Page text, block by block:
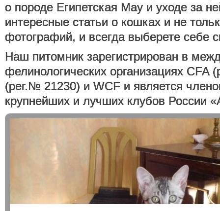
о породе Египетская Мау и уходе за
интересные статьи о кошках и не
фотографий, и всегда выберете себе
Наш питомник зарегистрирован в
фелинологических организациях CFA
(рег.№ 21230) и WCF и является
крупнейших и лучших клубов России